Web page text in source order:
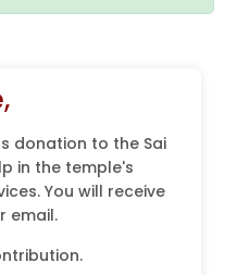
donation to the Sai
in the temple's
You will receive
email.